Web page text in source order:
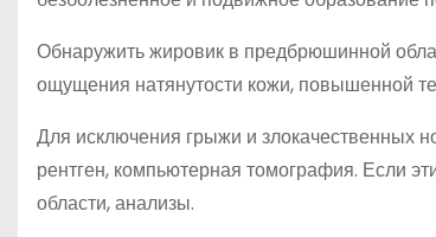
Обнаружить жировик в предбрюшинной
ощущения натянутости кожи, повышенной
Для исключения грыжи и злокачественных
рентген, компьютерная томография. Если
области, анализы.